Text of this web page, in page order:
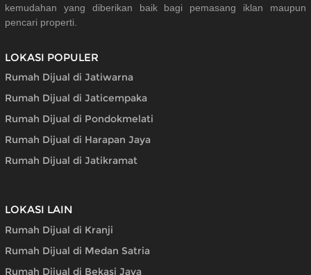
kemudahan yang diberikan baik bagi pemasang iklan maupun
pencari properti.
LOKASI POPULER
Rumah Dijual di Jatiwarna
Rumah Dijual di Jaticempaka
Rumah Dijual di Pondokmelati
Rumah Dijual di Harapan Jaya
Rumah Dijual di Jatikramat
LOKASI LAIN
Rumah Dijual di Kranji
Rumah Dijual di Medan Satria
Rumah Dijual di Bekasi Jaya